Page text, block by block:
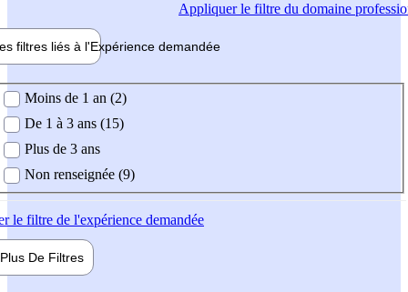
Appliquerle filtre du domaine
filtres liés à l'Expérience demandée
demandée
Moins de 1 an (2)
De 1 à 3 ans (15)
Plus de 3 ans
Non renseignée (9)
le filtre de l'expérience demandée
Plus De Filtres